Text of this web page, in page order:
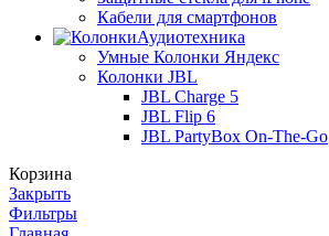
Кабели для смартфонов
Аудиотехника
Умные Колонки Яндекс
Колонки JBL
JBL Charge 5
JBL Flip 6
JBL PartyBox On-The-Go
Корзина
Закрыть
Фильтры